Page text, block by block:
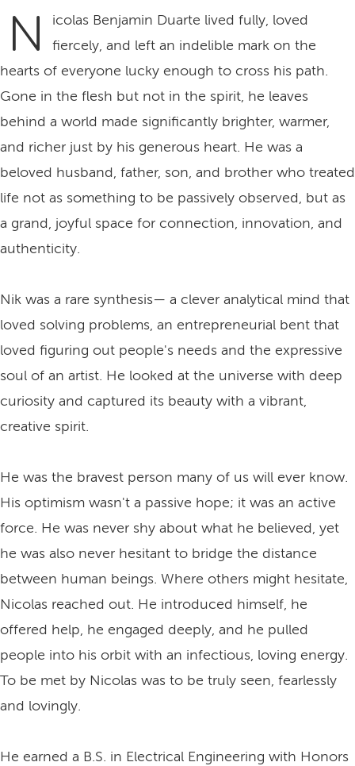
N
icolas Benjamin Duarte lived fully, loved
fiercely, and left an indelible mark on the
hearts of everyone lucky enough to cross his path.
Gone in the flesh but not in the spirit, he leaves
behind a world made significantly brighter, warmer,
and richer just by his generous heart. He was a
beloved husband, father, son, and brother who treated
life not as something to be passively observed, but as
a grand, joyful space for connection, innovation, and
authenticity.
Nik was a rare synthesis— a clever analytical mind that
loved solving problems, an entrepreneurial bent that
loved figuring out people's needs and the expressive
soul of an artist. He looked at the universe with deep
curiosity and captured its beauty with a vibrant,
creative spirit.
He was the bravest person many of us will ever know.
His optimism wasn't a passive hope; it was an active
force. He was never shy about what he believed, yet
he was also never hesitant to bridge the distance
between human beings. Where others might hesitate,
Nicolas reached out. He introduced himself, he
offered help, he engaged deeply, and he pulled
people into his orbit with an infectious, loving energy.
To be met by Nicolas was to be truly seen, fearlessly
and lovingly.
He earned a B.S. in Electrical Engineering with Honors